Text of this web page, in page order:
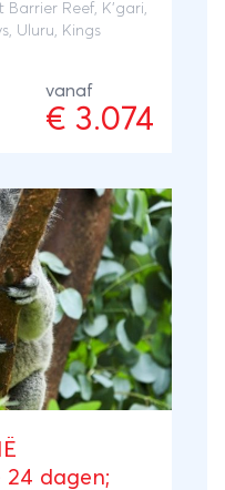
Canyon.
Barrier Reef, K'gari,
Uluru, Kings
vanaf
€ 3.074
24 dagen;